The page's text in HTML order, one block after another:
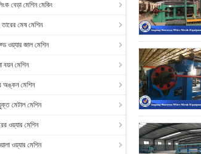
বেড়া মেশিন মেকিং
তারের মেষ মেশিন
ওয়্যার জাল মেশিন
বয়ন মেশিন
অঙ্কন মেশিন
মেটাল মেশিন
ওয়্যার মেশিন
ওয়্যার মেশিন